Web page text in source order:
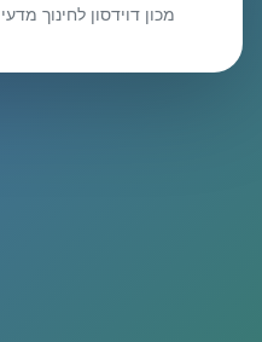
מכון דוידסון לחינוך